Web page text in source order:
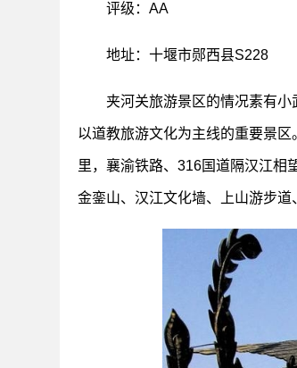
评级：AA
地址：十堰市郧西县S228
夹河关旅游景区的情况素有
以道教旅游文化为主线的重要景
里，襄渝铁路、316国道隔汉江相
金銮山、汉江文化墙、上山游步道